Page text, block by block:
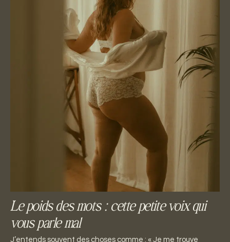
Le poids des mots : cette petite voix qui
vous parle mal
J’entends souvent des choses comme : « Je me trouve